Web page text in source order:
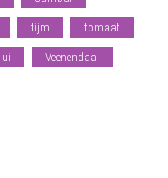
tijm tomaat
ui Veenendaal